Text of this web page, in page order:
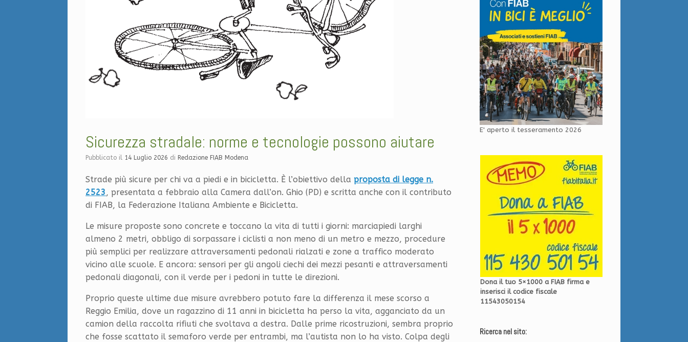
Sicurezza stradale: norme e tecnologie possono aiutare
Pubblicato il 14 Luglio 2026 di Redazione FIAB Modena
Strade più sicure per chi va a piedi e in bicicletta. È l’obiettivo della proposta di legge n.
2523, presentata a febbraio alla Camera dall’on. Ghio (PD) e scritta anche con il contributo
di FIAB, la Federazione Italiana Ambiente e Bicicletta.
Le misure proposte sono concrete e toccano la vita di tutti i giorni: marciapiedi larghi
almeno 2 metri, obbligo di sorpassare i ciclisti a non meno di un metro e mezzo, procedure
più semplici per realizzare attraversamenti pedonali rialzati e zone a traffico moderato
vicino alle scuole. E ancora: sensori per gli angoli ciechi dei mezzi pesanti e attraversamenti
pedonali diagonali, con il verde per i pedoni in tutte le direzioni.
Proprio queste ultime due misure avrebbero potuto fare la differenza il mese scorso a
Reggio Emilia, dove un ragazzino di 11 anni in bicicletta ha perso la vita, agganciato da un
camion della raccolta rifiuti che svoltava a destra. Dalle prime ricostruzioni, sembra proprio
che fosse scattato il semaforo verde per entrambi, ma l’autista non lo ha visto. Colpa degli
E' aperto il tesseramento 2026
Dona il tuo 5×1000 a FIAB firma e
inserisci il codice fiscale
11543050154
Ricerca nel sito: